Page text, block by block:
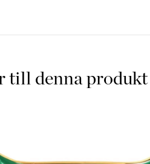
till denna produkt